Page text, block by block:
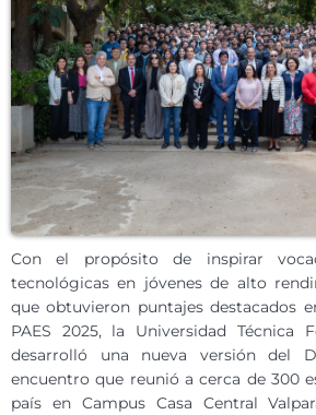
Con el propósito de inspirar
tecnológicas en jóvenes de alto
que obtuvieron puntajes destacados
PAES 2025, la Universidad Técnica
desarrolló una nueva versión del
encuentro que reunió a cerca de 300
país en Campus Casa Central